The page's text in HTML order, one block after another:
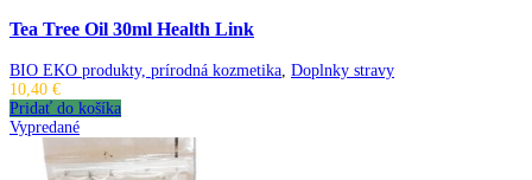
Tea Tree Oil 30ml Health Link
BIO EKO produkty, prírodná kozmetika Doplnky stravy
10,40 €
Pridať do košíka
Vypredané